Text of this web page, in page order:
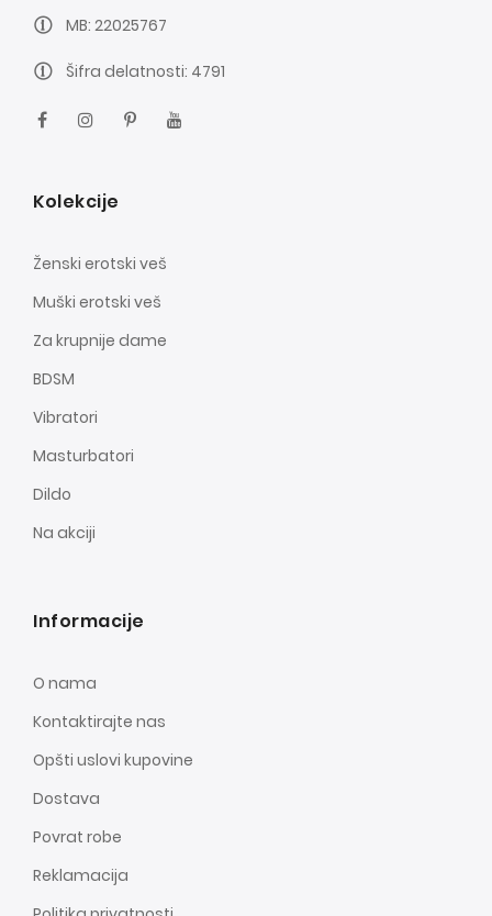
MB: 22025767
Šifra delatnosti: 4791
Kolekcije
Ženski erotski veš
Muški erotski veš
Za krupnije dame
BDSM
Vibratori
Masturbatori
Dildo
Na akciji
Informacije
O nama
Kontaktirajte nas
Opšti uslovi kupovine
Dostava
Povrat robe
Reklamacija